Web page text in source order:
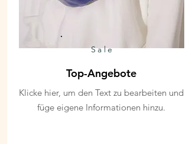
Sale
Top-Angebote
Klicke hier, um den Text zu bearbeiten und
füge eigene Informationen hinzu.